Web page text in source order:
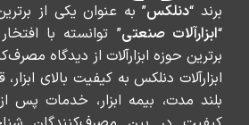
برند “دنلکس” به عنوان یکی از
“ابزارآلات صنعتی” توانسته با
برترین حوزه ابزارآلات از دیدگاه
ابزارآلات دنلکس به کیفیت بالای
بلند مدت، بیمه ابزار، خدمات پس